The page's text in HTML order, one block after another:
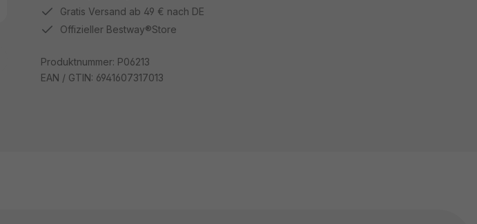
Gratis Versand ab 49 € nach DE
Offizieller Bestway®Store
Produktnummer: P06213
EAN / GTIN: 6941607317013